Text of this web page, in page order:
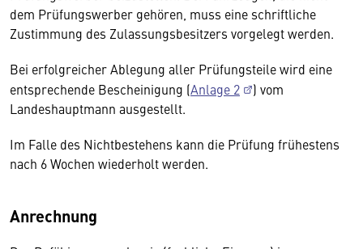
dem Prüfungswerber gehören, muss eine schriftliche
Zustimmung des Zulassungsbesitzers vorgelegt werden.
Bei erfolgreicher Ablegung aller Prüfungsteile wird eine
entsprechende Bescheinigung (Anlage 2
) vom
Landeshauptmann ausgestellt.
Im Falle des Nichtbestehens kann die Prüfung frühestens
nach 6 Wochen wiederholt werden.
Anrechnung